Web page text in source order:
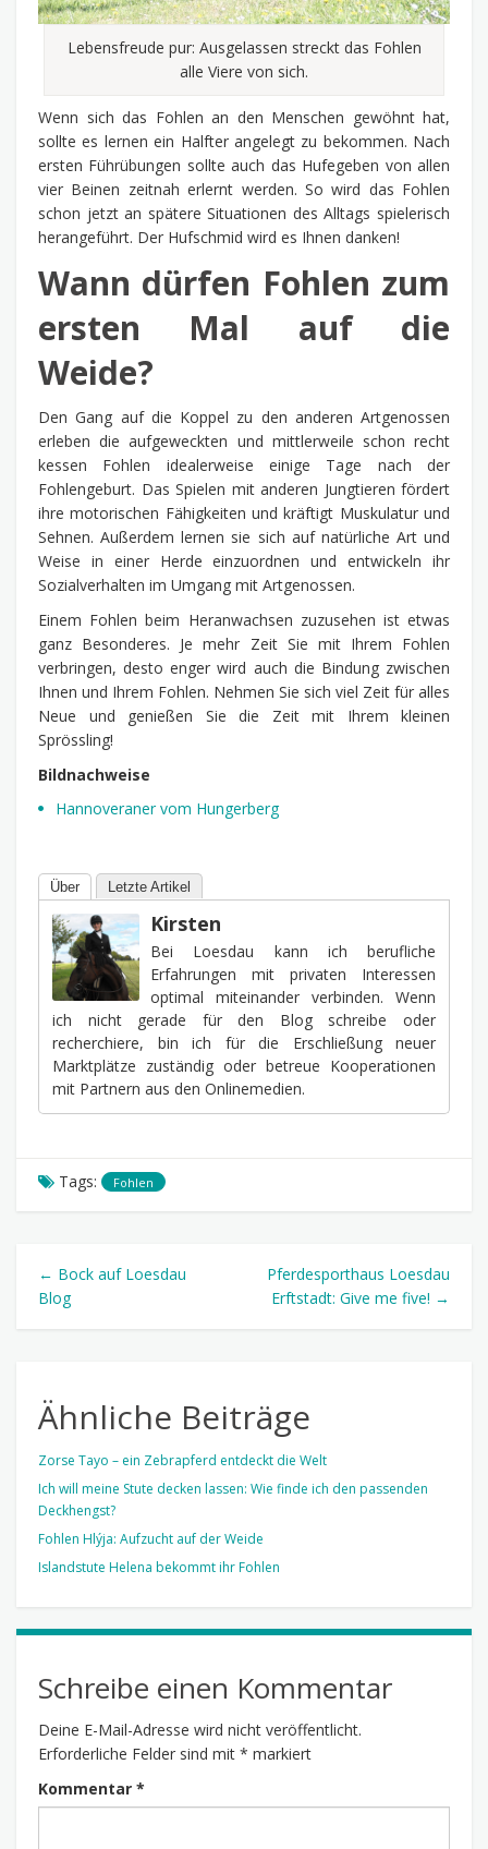
Lebensfreude pur: Ausgelassen streckt das Fohlen
alle Viere von sich.
Wenn sich das Fohlen an den Menschen gewöhnt hat,
sollte es lernen ein Halfter angelegt zu bekommen. Nach
ersten Führübungen sollte auch das Hufegeben von allen
vier Beinen zeitnah erlernt werden. So wird das Fohlen
schon jetzt an spätere Situationen des Alltags spielerisch
herangeführt. Der Hufschmid wird es Ihnen danken!
Wann dürfen Fohlen zum
ersten Mal auf die
Weide?
Den Gang auf die Koppel zu den anderen Artgenossen
erleben die aufgeweckten und mittlerweile schon recht
kessen Fohlen idealerweise einige Tage nach der
Fohlengeburt. Das Spielen mit anderen Jungtieren fördert
ihre motorischen Fähigkeiten und kräftigt Muskulatur und
Sehnen. Außerdem lernen sie sich auf natürliche Art und
Weise in einer Herde einzuordnen und entwickeln ihr
Sozialverhalten im Umgang mit Artgenossen.
Einem Fohlen beim Heranwachsen zuzusehen ist etwas
ganz Besonderes. Je mehr Zeit Sie mit Ihrem Fohlen
verbringen, desto enger wird auch die Bindung zwischen
Ihnen und Ihrem Fohlen. Nehmen Sie sich viel Zeit für alles
Neue und genießen Sie die Zeit mit Ihrem kleinen
Sprössling!
Bildnachweise
Hannoveraner vom Hungerberg
Über Letzte Artikel
Kirsten
Bei Loesdau kann ich berufliche
Erfahrungen mit privaten Interessen
optimal miteinander verbinden. Wenn
ich nicht gerade für den Blog schreibe oder
recherchiere, bin ich für die Erschließung neuer
Marktplätze zuständig oder betreue Kooperationen
mit Partnern aus den Onlinemedien.
Tags: Fohlen
← Bock auf Loesdau
Blog
Pferdesporthaus Loesdau
Erftstadt: Give me five! →
Ähnliche Beiträge
Zorse Tayo – ein Zebrapferd entdeckt die Welt
Ich will meine Stute decken lassen: Wie finde ich den passenden
Deckhengst?
Fohlen Hlýja: Aufzucht auf der Weide
Islandstute Helena bekommt ihr Fohlen
Schreibe einen Kommentar
Deine E-Mail-Adresse wird nicht veröffentlicht.
Erforderliche Felder sind mit * markiert
Kommentar *